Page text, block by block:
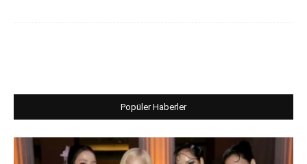
Popüler Haberler